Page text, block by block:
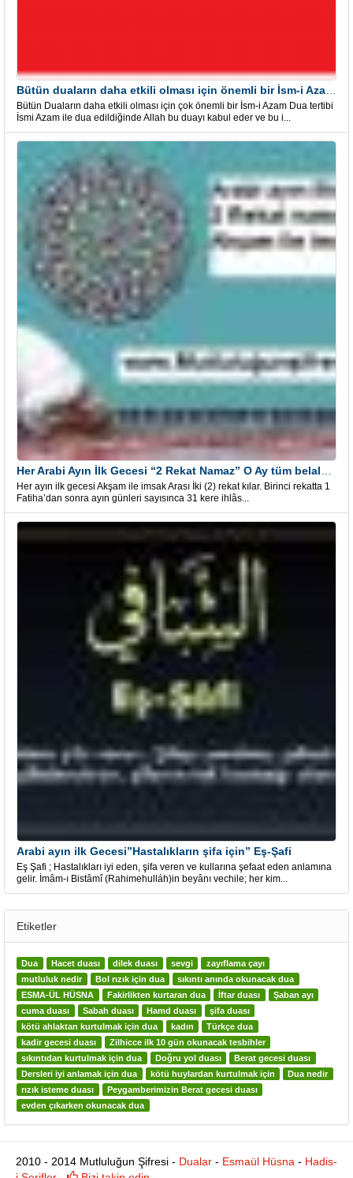
Bütün Duaların daha etkili olması için çok önemli bir İsm-i Azam Dua tertibi
İsmi Azam ile dua edildiğinde Allah bu duayı kabul eder ve bu i...
Her ayın ilk gecesi Akşam ile imsak Arası İki (2) rekat kılar. Birinci rekatta 1
Fatiha’dan sonra ayın günleri sayısınca 31 kere ihlâs...
Arabi ayın ilk Gecesi”Hastalıkların şifa için” Eş-Şafi
Eş Şafi ; Hastalıkları iyi eden, şifa veren ve kullarına şefaat eden anlamına
gelir. İmâm-ı Bistâmî (Rahimehulláh)in beyânı vechile; her kim...
Etiketler
Dua Hacet duası dilek duası sevgi
zayıflama çayı
mutluluk nedir
Bol rızık için dua
sıkıntı anında okunacak dua
ESMA-ÜL HÜSNA
Fakirlikten kurtaran dua İftar duası
Şaban ayı
cuma duası
Sabah duası Hamd duası
şifa duası
kötü ahlaktan kurtulmak için dua
kadın
Türkçe dua
kadir gecesi duası
Zilhicce ilk 10 gün okunacak tesbihler
sıkıntıdan kurtulmak için dua
Doğru yol duası
Berat gecesi duası
Dersleri iyi anlamak için dua
kötü huylardan kurtulmak için
Dua nedir
rızık isteme duası
Peygamberimizin Berat gecesi duası
evden çıkarken okunacak dua
2010 - 2014 Mutluluğun Şifresi - Dualar - Esmaül Hüsna - Hadis-